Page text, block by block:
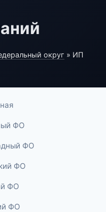
округ » ИП
ФО
ФО
ФО
ФО
ФО